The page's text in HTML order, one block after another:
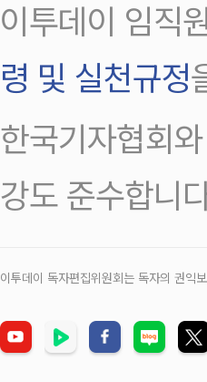
이투데이 임직
령 및 실천규정
한국기자협회
강도 준수합니
이투데이 독자편집위원회는 독자의 권익